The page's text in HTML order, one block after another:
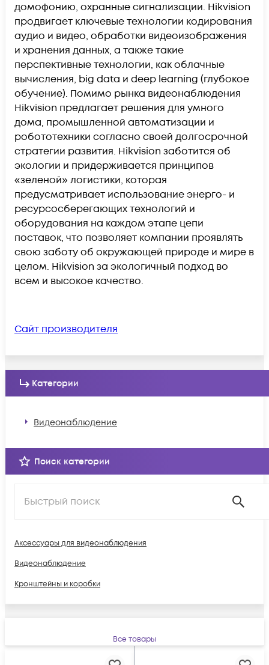
домофонию, охранные сигнализации. Hikvision
продвигает ключевые технологии кодирования
аудио и видео, обработки видеоизображения
и хранения данных, а также такие
перспективные технологии, как облачные
вычисления, big data и deep learning (глубокое
обучение). Помимо рынка видеонаблюдения
Hikvision предлагает решения для умного
дома, промышленной автоматизации и
робототехники согласно своей долгосрочной
стратегии развития. Hikvision заботится об
экологии и придерживается принципов
«зеленой» логистики, которая
предусматривает использование энерго- и
ресурсосберегающих технологий и
оборудования на каждом этапе цепи
поставок, что позволяет компании проявлять
свою заботу об окружающей природе и мире в
целом. Hikvision за экологичный подход во
всем и высокое качество.
Сайт производителя
Категории
Видеонаблюдение
Поиск категории
Аксессуары для видеонаблюдения
Видеонаблюдение
Кронштейны и коробки
Все товары